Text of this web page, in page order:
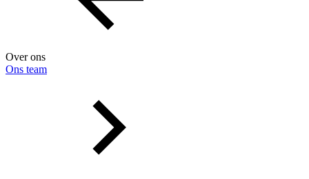
Over ons
Ons team